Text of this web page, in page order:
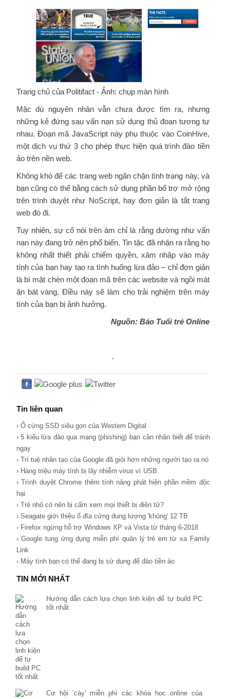
Trang chủ của Politifact - Ảnh: chụp màn hình
Mặc dù nguyên nhân vẫn chưa được tìm ra, nhưng
những kẻ đứng sau vấn nạn sử dụng thủ đoạn tương tự
nhau. Đoạn mã JavaScript này phụ thuộc vào CoinHive,
một dịch vụ thứ 3 cho phép thực hiện quá trình đào tiền
ảo trên nền web.
Không khó để các trang web ngăn chặn tình trạng này, và
bạn cũng có thể bằng cách sử dụng phần bổ trợ mở rộng
trên trình duyệt như NoScript, hay đơn giản là tắt trang
web đó đi.
Tuy nhiên, sự cố nói trên ám chỉ là rằng dường như vấn
nạn này đang trở nên phổ biến. Tin tặc đã nhận ra rằng họ
không nhất thiết phải chiếm quyền, xâm nhập vào máy
tính của bạn hay tạo ra tình huống lừa đảo – chỉ đơn giản
là bí mật chèn một đoạn mã trên các website và ngồi mát
ăn bát vàng. Điều này sẽ làm cho trải nghiệm trên máy
tính của bạn bị ảnh hưởng.
Nguồn: Báo Tuổi trẻ Online
.
Tin liên quan
› Ổ cứng SSD siêu gọn của Western Digital
› 5 kiểu lừa đảo qua mạng (phishing) bạn cần nhận biết để tránh
ngay
› Trí tuệ nhân tạo của Google đã giỏi hơn những người tạo ra nó
› Hàng triệu máy tính bị lây nhiễm virus vì USB
› Trình duyệt Chrome thêm tính năng phát hiện phần mềm độc
hại
› Trẻ nhỏ có nên bị cấm xem mọi thiết bị điện tử?
› Seagate giới thiệu ổ đĩa cứng dung lượng 'khủng' 12 TB
› Firefox ngừng hỗ trợ Windows XP và Vista từ tháng 6-2018
› Google tung ứng dụng miễn phí quản lý trẻ em từ xa Family
Link
› Máy tính bạn có thể đang bị sử dụng để đào tiền ảo
TIN MỚI NHẤT
Hướng dẫn cách lựa chọn linh kiện để tự build PC
tốt nhất
Cơ hội ‘cày’ miễn phí các khóa học online của